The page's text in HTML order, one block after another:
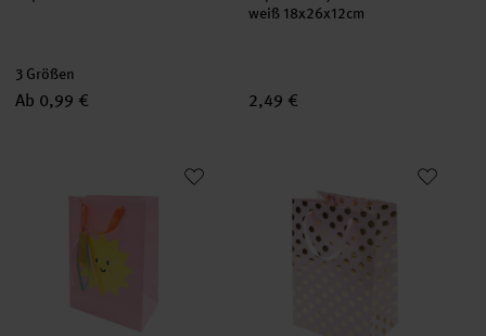
3 Größen
Ab 0,99 €
weiß 18x26x12cm
2,49 €
Paper Poetry Geschenktüte Sonne Happy Birthday 18x26x12cm
Geschenktüte rosa Punkte